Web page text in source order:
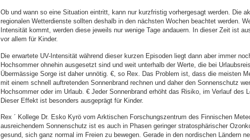
Ob und wann so eine Situation eintritt, kann nur kurzfristig vorhergesagt werden. Die
regionalen Wetterdienste sollten deshalb in den nächsten Wochen beachtet werden.
Intensität kommt, werden diese jeweils nur wenige Tage andauern. In dieser Zeit ist
vor allem für Kinder.
Die erwartete UV-Intensität während dieser kurzen Episoden liegt dann aber immer
Hochsommer ohnehin ausgesetzt sind und weit unterhalb der Werte, die bei
Übermässige Sorge ist daher unnötig. €, so Rex. Das Problem ist, dass die meisten
mit einem schnell auftretenden Sonnenbrand rechnen und daher den Sonnenschutz
Hochsommer oder im Urlaub. € Jeder Sonnenbrand erhöht das Risiko, im Verlauf des
Dieser Effekt ist besonders ausgeprägt für Kinder.
Rex ´ Kollege Dr. Esko Kyrö vom Arktischen Forschungszentrum des Finnischen
ausreichendem Sonnenschutz ist es auch in Phasen geringer stratosphärischer
gesund, sich ganz normal im Freien zu bewegen. Gerade in den nordischen Ländern